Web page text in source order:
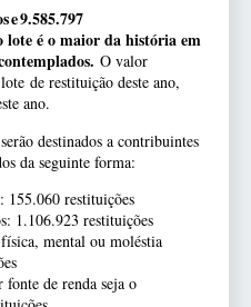
e 9.585.797
lote é o maior da história em
O valor
de restituição deste ano,
ano.
destinados a contribuintes
da seguinte forma:
155.060 restituições
1.106.923 restituições
mental ou moléstia
de renda seja o